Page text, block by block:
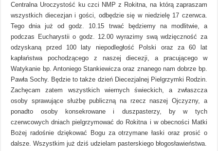
Centralna Uroczystość ku czci NMP z Rokitna, na którą zapraszam
wszystkich diecezjan i gości, odbędzie się w niedzielę 17 czerwca.
Tego dnia już od godz. 10.15 trwać będziemy na modlitwie, a
podczas Eucharystii o godz. 12.00 wyrazimy swą wdzięczność za
odzyskaną przed 100 laty niepodległość Polski oraz za 60 lat
kapłaństwa pochodzącego z naszej diecezji, a pracującego w
Watykanie bp. Antoniego Stankiewicza oraz znanego nam dobrze bp.
Pawła Sochy. Będzie to także dzień Diecezjalnej Pielgrzymki Rodzin.
Zachęcam zatem wszystkich wiernych świeckich, a zwłaszcza
osoby sprawujące służbę publiczną na rzecz naszej Ojczyzny, a
ponadto osoby konsekrowane i duszpasterzy, by w tych
czerwcowych dniach pielgrzymować do Rokitna i w obecności Matki
Bożej radośnie dziękować Bogu za otrzymane łaski oraz prosić o
dalsze. Wszystkim już dziś udzielam pasterskiego błogosławieństwa.